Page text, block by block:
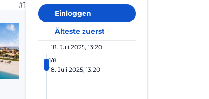
#1
Einloggen
Älteste zuerst
18. Juli 2025, 13:20
1/8
18. Juli 2025, 13:20